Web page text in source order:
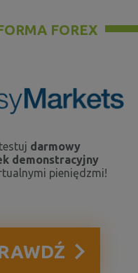
FOREX
darmowy
demonstracyjny
pieniędzmi!